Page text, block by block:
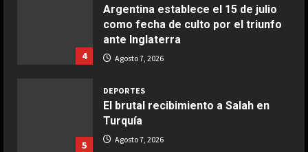
COCINA
Buñuelos de alcachofas
COCINA
Ternera guisada con senderuelas
4
Argentina establece el 15 de julio
como fecha de culto por el triunfo
ante Inglaterra
Agosto 7, 2026
5
DEPORTES
El brutal recibimiento a Salah en
Turquía
Agosto 7, 2026